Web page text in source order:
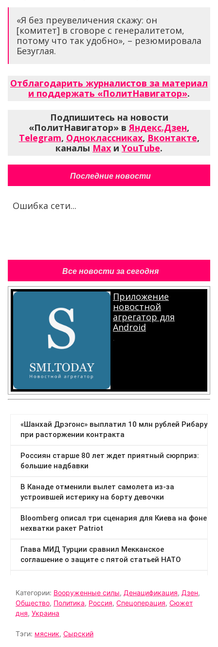
«Я без преувеличения скажу: он
[комитет] в сговоре с генералитетом,
потому что так удобно», – резюмировала
Безуглая.
Отблагодарить журналистов за материал
и поддержать «ПолитНавигатор».
Подпишитесь на новости
«ПолитНавигатор» вЯндекс.Дзен,
Telegram, Одноклассниках, Вконтакте,
каналы Max и YouTube.
Последние новости
Ошибка сети...
Все новости за сегодня
Приложение
новостной
агрегатор для
Android
.
Категории: Вооруженные силы, Денацификация, Дзен,
Общество, Политика, Россия, Спецоперация, Сюжет
дня, Украина
Тэги: мясник, Сырский